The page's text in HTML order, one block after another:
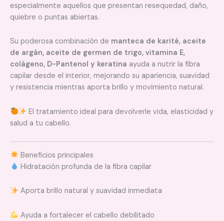
especialmente aquellos que presentan resequedad, daño,
quiebre o puntas abiertas.
Su poderosa combinación de manteca de karité, aceite
de argán, aceite de germen de trigo, vitamina E,
colágeno, D-Pantenol y keratina ayuda a nutrir la fibra
capilar desde el interior, mejorando su apariencia, suavidad
y resistencia mientras aporta brillo y movimiento natural.
El tratamiento ideal para devolverle vida, elasticidad y
salud a tu cabello.
Beneficios principales
Hidratación profunda de la fibra capilar
Aporta brillo natural y suavidad inmediata
Ayuda a fortalecer el cabello debilitado